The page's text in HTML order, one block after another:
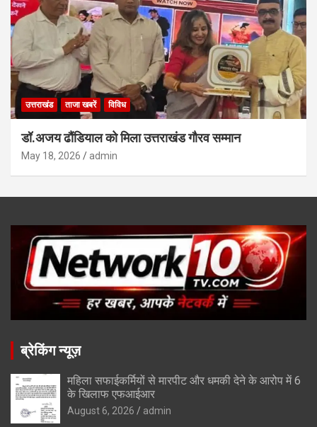
उत्तराखंड ताजा खबरें विविध
डॉ.अजय ढौंडियाल को मिला उत्तराखंड गौरव सम्मान
May 18, 2026 admin
ब्रेकिंग न्यूज़
महिला सफाईकर्मियों से मारपीट और धमकी देने के आरोप में 6
के खिलाफ एफआईआर
August 6, 2026 admin